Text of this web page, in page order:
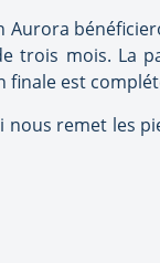
trois mois. La
finale est
remet les